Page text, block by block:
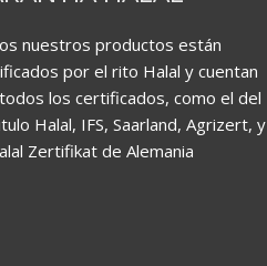
nuestros productos están
por el rito Halal y cuentan
los certificados, como el del
Halal, IFS, Saarland, Agrizert, y
Zertifikat de Alemania